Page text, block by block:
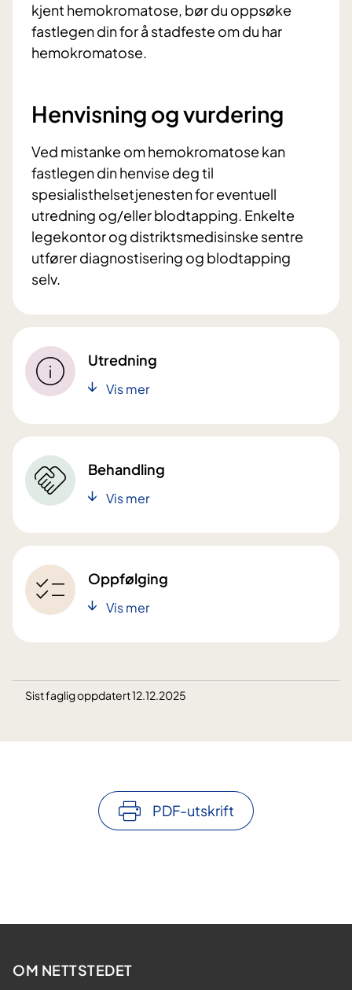
kjent hemokromatose, bør du oppsøke
fastlegen din for å stadfeste om du har
hemokromatose.
Henvisning og vurdering
Ved mistanke om hemokromatose kan
fastlegen din henvise deg til
spesialisthelsetjenesten for eventuell
utredning og/eller blodtapping. Enkelte
legekontor og distriktsmedisinske sentre
utfører diagnostisering og blodtapping
selv.
Utredning
Vis mer
Behandling
Vis mer
Oppfølging
Vis mer
Sist faglig oppdatert 12.12.2025
PDF-utskrift
OM NETTSTEDET